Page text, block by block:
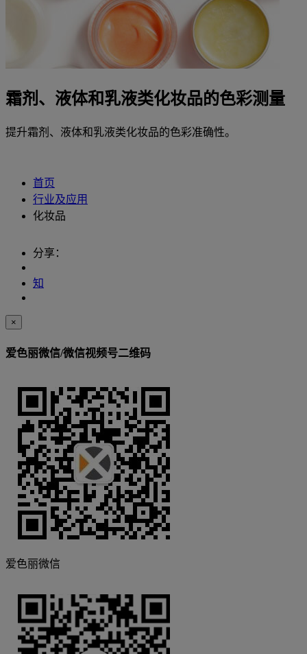
霜剂、液体和乳液类化妆品的色彩测量
提升霜剂、液体和乳液类化妆品的色彩准确性。
首页
行业及应用
化妆品
分享：
知
×
爱色丽微信/微信视频号二维码
爱色丽微信